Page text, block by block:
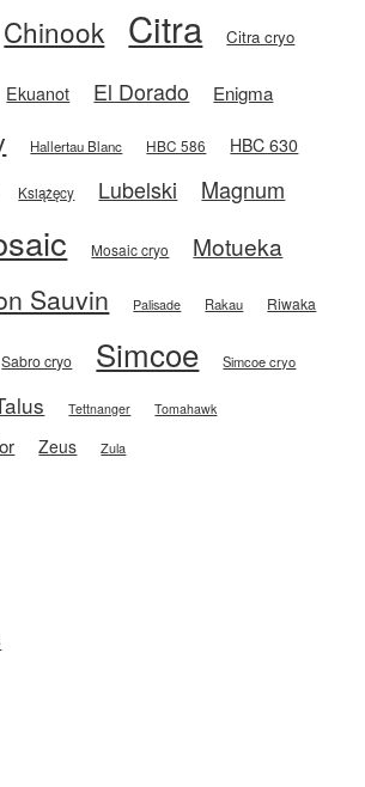
Chinook Citra Citra cryo
Ekuanot El Dorado Enigma
Hallertau Blanc HBC 586 HBC 630
Książęcy Lubelski
Magnum
Mosaic cryo Motueka
Sauvin Palisade Rakau Riwaka
Sabro cryo Simcoe Simcoe cryo
Tettnanger Tomahawk
Zeus Zula